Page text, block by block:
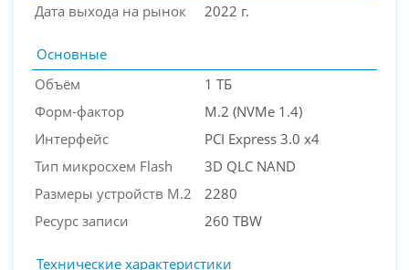
Дата выхода на рынок
2022 г.
Основные
Объём
1 ТБ
Форм-фактор
M.2 (NVMe 1.4)
Интерфейс
PCI Express 3.0 x4
Тип микросхем Flash
3D QLC NAND
Размеры устройств M.2
2280
Ресурс записи
260 TBW
Технические характеристики